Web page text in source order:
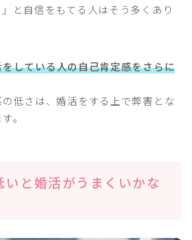
と自信をもてる人はそう多くあり
をしている人の自己肯定感をさらに
低さは、婚活をする上で弊害とな
。
いと婚活がうまくいかな